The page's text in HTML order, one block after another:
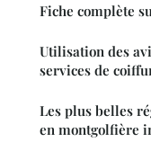
Fiche complète
Utilisation des
services de
Les plus belles
en montgolfière